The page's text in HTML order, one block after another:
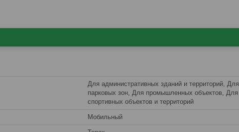
Для административных зданий и территорий, Для
парковых зон, Для промышленных объектов, Для
спортивных объектов и территорий
Мобильный